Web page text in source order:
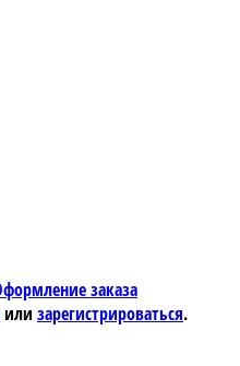
заказа
или зарегистрироваться.